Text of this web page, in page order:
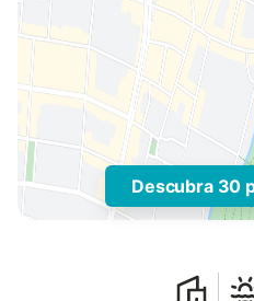
Descubra 30